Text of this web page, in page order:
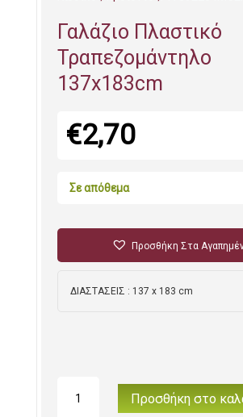
Γαλάζιο Πλαστικό
Τραπεζομάντηλο
137x183cm
€2,70
Σε απόθεμα
Προσθήκη Στα
ΔΙΑΣΤΑΣΕΙΣ : 137 x 183 cm
Πλαστικό
Προσθήκη στο